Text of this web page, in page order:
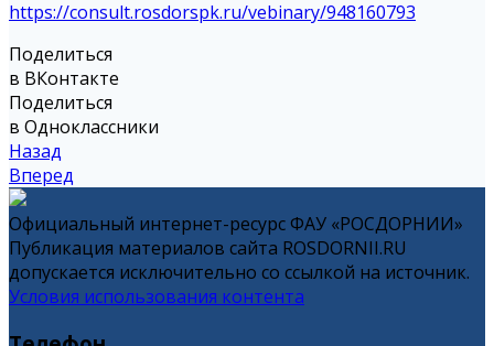
https://consult.rosdorspk.ru/vebinary/948160793
Поделиться
в ВКонтакте
Поделиться
в Одноклассники
Назад
Вперед
Официальный интернет-ресурс ФАУ «РОСДОРНИИ»
Публикация материалов сайта ROSDORNII.RU
допускается исключительно со ссылкой на источник.
Условия использования контента